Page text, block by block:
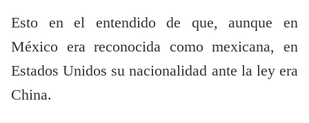
Esto en el entendido de que, aunque en
México era reconocida como mexicana, en
Estados Unidos su nacionalidad ante la ley era
China.